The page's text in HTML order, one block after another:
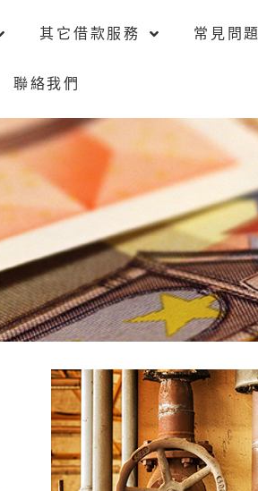
其它借款服務 常見問題
聯絡我們